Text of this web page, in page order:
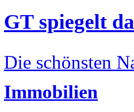
GT spiegelt
Die schönsten
Immobilien